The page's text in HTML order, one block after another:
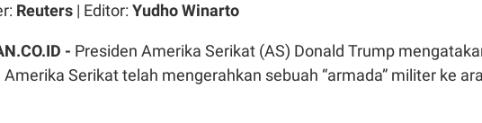
Reuters | Editor: Yudho Winarto
- Presiden Amerika Serikat (AS) Donald Trump
Amerika Serikat telah mengerahkan sebuah “armada” militer ke